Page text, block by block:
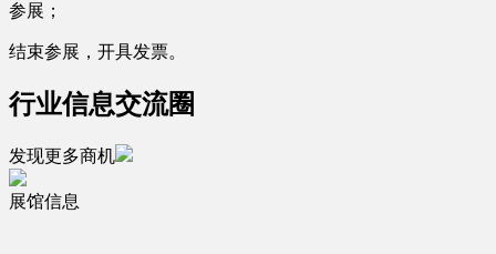
参展；
结束参展，开具发票。
行业信息交流圈
发现更多商机
展馆信息